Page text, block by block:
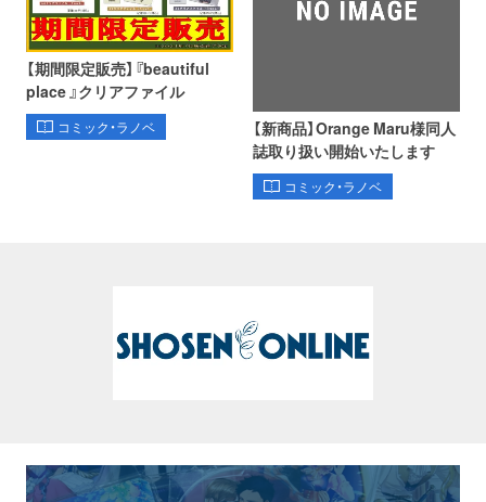
【期間限定販売】『beautiful
place 』クリアファイル
コミック・ラノベ
【新商品】Orange Maru様同人
誌取り扱い開始いたします
コミック・ラノベ